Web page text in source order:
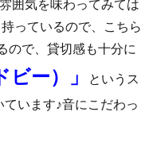
囲気を味わってみては
っているので、こちら
ので、貸切感も十分に
ビー）」
というス
います♪音にこだわっ